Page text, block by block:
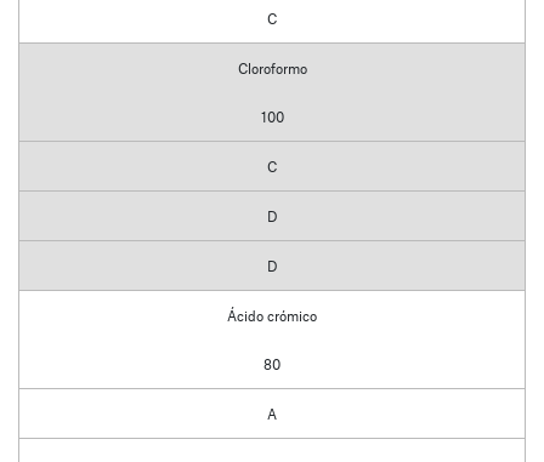
C
Cloroformo
100
C
D
D
Ácido crómico
80
A